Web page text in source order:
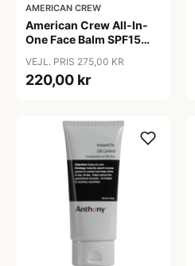
AMERICAN CREW
American Crew All-In-
One Face Balm SPF15
VEJL. PRIS 275,00 KR
220,00 kr